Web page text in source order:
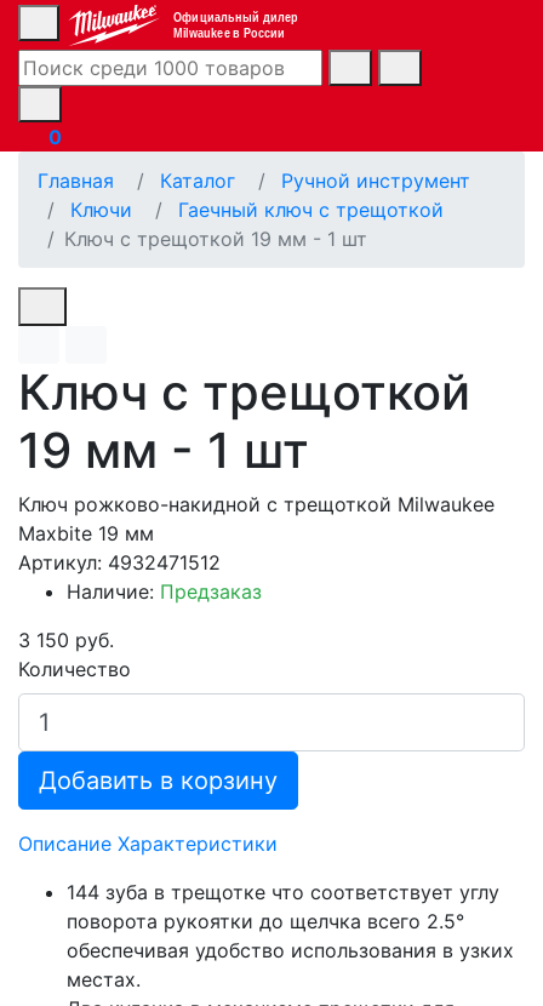
Официальный дилер
Milwaukee в России
0
Главная
Каталог
Ручной инструмент
Ключи
Гаечный ключ с трещоткой
Ключ с трещоткой 19 мм - 1 шт
Ключ с трещоткой
19 мм - 1 шт
Ключ рожково-накидной с трещоткой Milwaukee
Maxbite 19 мм
Артикул: 4932471512
Наличие: Предзаказ
3 150 руб.
Количество
Добавить в корзину
Описание Характеристики
144 зуба в трещотке что соответствует углу
поворота рукоятки до щелчка всего 2.5°
обеспечивая удобство использования в узких
местах.